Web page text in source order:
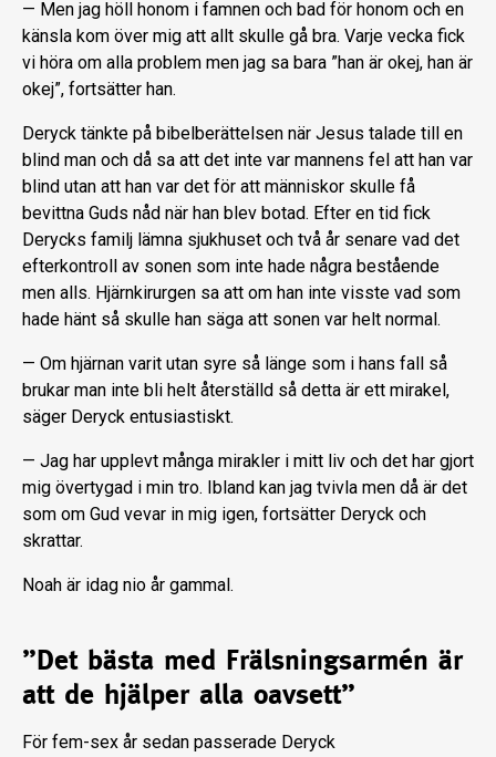
— Men jag höll honom i famnen och bad för honom och en
känsla kom över mig att allt skulle gå bra. Varje vecka fick
vi höra om alla problem men jag sa bara ”han är okej, han är
okej”, fortsätter han.
Deryck tänkte på bibelberättelsen när Jesus talade till en
blind man och då sa att det inte var mannens fel att han var
blind utan att han var det för att människor skulle få
bevittna Guds nåd när han blev botad. Efter en tid fick
Derycks familj lämna sjukhuset och två år senare vad det
efterkontroll av sonen som inte hade några bestående
men alls. Hjärnkirurgen sa att om han inte visste vad som
hade hänt så skulle han säga att sonen var helt normal.
— Om hjärnan varit utan syre så länge som i hans fall så
brukar man inte bli helt återställd så detta är ett mirakel,
säger Deryck entusiastiskt.
— Jag har upplevt många mirakler i mitt liv och det har gjort
mig övertygad i min tro. Ibland kan jag tvivla men då är det
som om Gud vevar in mig igen, fortsätter Deryck och
skrattar.
Noah är idag nio år gammal.
”Det bästa med Frälsningsarmén är
att de hjälper alla oavsett”
För fem-sex år sedan passerade Deryck